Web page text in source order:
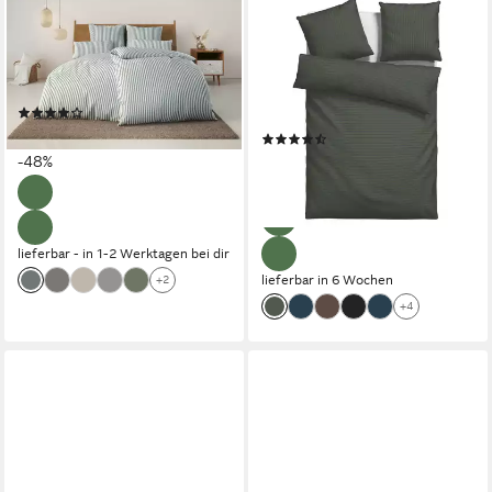
LEGER HOME BY LENA GERCKE
Bettwäsche Linnea, Renforcé,
2 teilig, aus 100% Baumwolle,
Streifendesign
(188)
ab 22,99 € UVP 43,99 €
-48%
lieferbar - in 1-2 Werktagen bei dir
+2
BRUNO BANANI
Bettwäsche Jassen, Flanell, 2
teilig, moderne Bettwäsche
aus Baumwolle, Streifen-
Design, mehrere Qualitäten
ab 20,49 €
lieferbar in 6 Wochen
+4